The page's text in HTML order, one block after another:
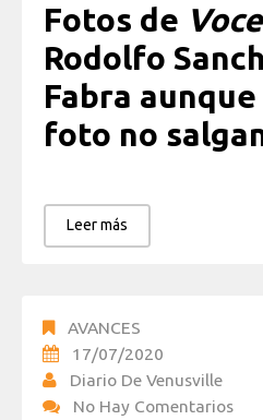
Fotos de
Rodolfo
Fabra
foto no
Leer más
AVANCES
17/07/2020
Diario De Venusville
No Hay Comentarios